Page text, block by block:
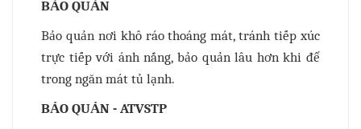
BẢO QUẢN
Bảo quản nơi khô ráo thoáng mát, tránh tiếp xúc
trực tiếp với ánh nắng, bảo quản lâu hơn khi để
trong ngăn mát tủ lạnh.
BẢO QUẢN - ATVSTP